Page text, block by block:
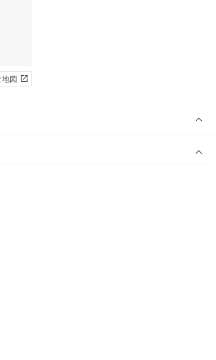
地図